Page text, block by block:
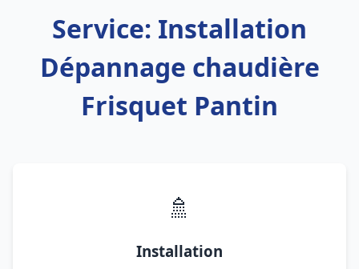
Service: Installation
Dépannage chaudière
Frisquet Pantin
🚿
Installation